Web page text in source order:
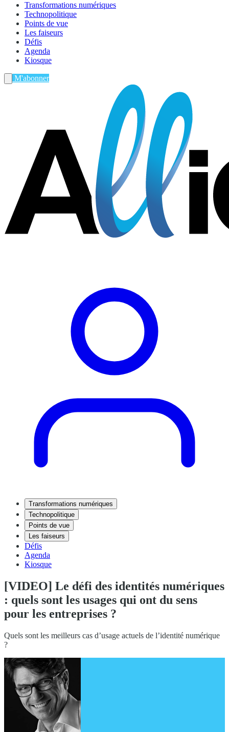
Transformations numériques
Technopolitique
Points de vue
Les faiseurs
Défis
Agenda
Kiosque
M'abonner
Transformations numériques
Technopolitique
Points de vue
Les faiseurs
Défis
Agenda
Kiosque
[VIDEO] Le défi des identités numériques
: quels sont les usages qui ont du sens
pour les entreprises ?
Quels sont les meilleurs cas d’usage actuels de l’identité numérique
?